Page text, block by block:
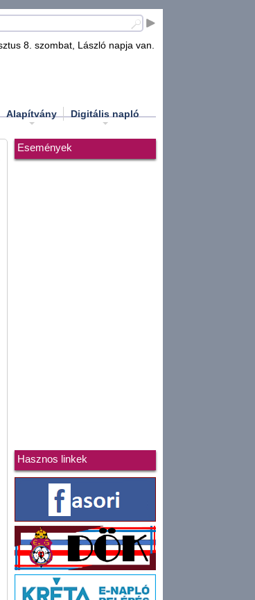
8. szombat, László napja van.
Alapítvány Digitális napló
Események
Hasznos linkek